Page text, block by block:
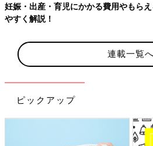
妊娠・出産・育児にかかる費用やもら
やすく解説！
連載一覧へ
ピックアップ